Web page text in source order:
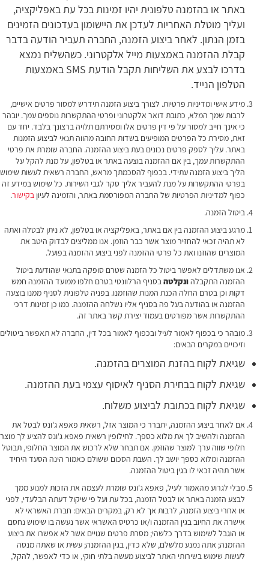
באתר או בהזמנה טלפונית יהיו זמינות בכל עת באפליקציה,
ועליך מוטלת האחריות לעדכן את היישומון בעדכונים הזמינים
בזמן הנתון. לאחר ביצוע הזמנה, החברה תעביר הודעה בדבר
קבלת ההזמנה באמצעות מייל אלקטרוני. כשהשליח נמצא
בדרכו לבצע את השליחות תקבל הודעת SMS באמצעות
הטלפון הנייד.
מידע אישי ומדיניות פרטיות. לצורך ביצוע הזמנה תידרש למסור פרטים אישיים,
לרבות שמך המלא, כתובת דואר אלקטרוני ופרטי ההתקשרות נוספים עמך. יובהר
כי אינך חייב למסור על פי דין פרטים אלו ומסירתם תלויה ברצונך בלבד. יחד עם
זאת, מסירת כל הפרטים המופיעים בשדות החובה מהווה תנאי לביצוע הזמנות
באתר. עליך לספק פרטים נכונים בעת ביצוע ההזמנה. החברה שומרת את פרטי
ההתקשרות עמך, בין אם ההזמנה בוצעה באתר או בטלפון, על מנת להקל על
הליך ביצוע הזמנה עתידי. בכפוף להסכמתך מראש, החברה רשאית לעשות שימוש
בפרטי ההתקשרות על מנת להעביר אליך סקר לגבי השירות. כל שימוש במידע זה
כפוף למדיניות הפרטיות של החברה המפורסמת באתר, והזמינה לעיון בקישור.
ביטול הזמנה.
מרגע ביצוע ההזמנה בין אם באתר, באפליקציה או בטלפון, לא ניתן לבטלה ואתה
לא תהיה זכאי להחזיר מוצר אשר כבר הוזמן. אנו ממליצים לבדוק היטב את
המוצרים שהוזנו ואת כל פרטי ההזמנה לפני ביצוע ההזמנה בפועל.
אנו משתדלים לאפשר ביטול כל הזמנה שטרם סופקה בתנאי שהודעת ביטול
ההזמנה התקבלהונקלטהבסניף הרלוונטי בטרם חלפו ממועד ההזמנה חמש
דקות וכן בטרם החלה הכנת המנות שהוזמנו. בפניה טלפונית לסניף ממנו בוצעה
ההזמנה או בהודעה בעל פה בסניף אליו נשלחה ההזמנה. כמו כן זמינות דרכי
ההתקשרות אשר מפורטים בעמוד יצירת קשר באתר זה.
מובהר כי בכפוף לאמור לעיל ובכפוף לאמור בכל דין, החברה לא תאפשר ביטולים
וזיכויים במקרים הבאים:
שגיאת לקוח בהזנת המוצרים בהזמנה.
שגיאת לקוח בבחירת הסניף לאיסוף עצמי בעת ההזמנה.
שגיאת לקוח בכתובת לביצוע משלוח.
אם לאחר ביצוע ההזמנה, יתברר כי המוצר אזל, רשאית פאפא ג'ונס לבטל את
ההזמנה ולהשיב לך את מלוא כספך. לחילופין רשאית פאפא ג'ונס להציע לך מוצר
חלופי שווה ערך למוצר שהוזמן. אם תבחר שלא לרכוש את המוצר החלופי, תבוטל
ההזמנה ומלוא כספך יושב לך. השבת הסכום ששולם כאמור הינה הסעד היחיד
אשר תהיה זכאי לו בגין ביטול ההזמנה.
מבלי לגרוע מהאמור לעיל, פאפא ג'ונס שומרת לעצמה את הזכות למנוע ממך
לבצע הזמנה באתר או לבטל הזמנה, בכל עת ועל פי שיקול דעתה הבלעדי, לפני
או אחרי ביצוע הזמנה, לרבות אך לא רק, במקרים הבאים: חברת האשראי לא
אישרה את החיוב בגין ההזמנה ו/או כרטיס האשראי אשר נעשה בו שימוש נחסם
או הוגבל לשימוש בדרך כלשהי; מסרת פרטים שגויים אשר לא אפשרו את ביצוע
ההזמנה; אתה נמנע מלשלם, שלא כדין, בגין ההזמנה; עשית או שאתה מנסה
לעשות שימוש בשירותי האתר לביצוע מעשה בלתי חוקי, או כדי לאפשר, להקל,